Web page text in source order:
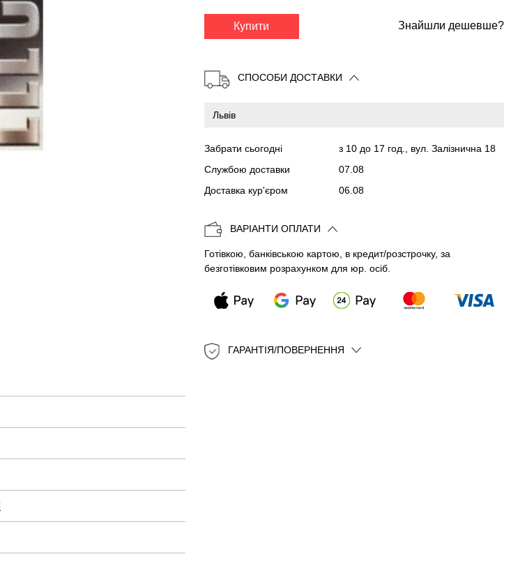
Копіювати
Купити Знайшли дешевше?
СПОСОБИ ДОСТАВКИ
Забрати сьогодні
з 10 до 17 год., вул. Залізнична 18
Службою доставки
07.08
Доставка кур'єром
06.08
ВАРІАНТИ ОПЛАТИ
Готівкою, банківською картою, в кредит/розстрочку, за
безготівковим розрахунком для юр. осіб.
ГАРАНТІЯ/ПОВЕРНЕННЯ